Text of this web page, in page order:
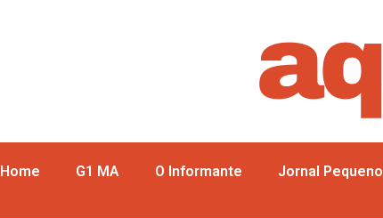
Home G1 MA O Informante Jornal Pequeno